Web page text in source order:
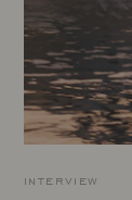
interview